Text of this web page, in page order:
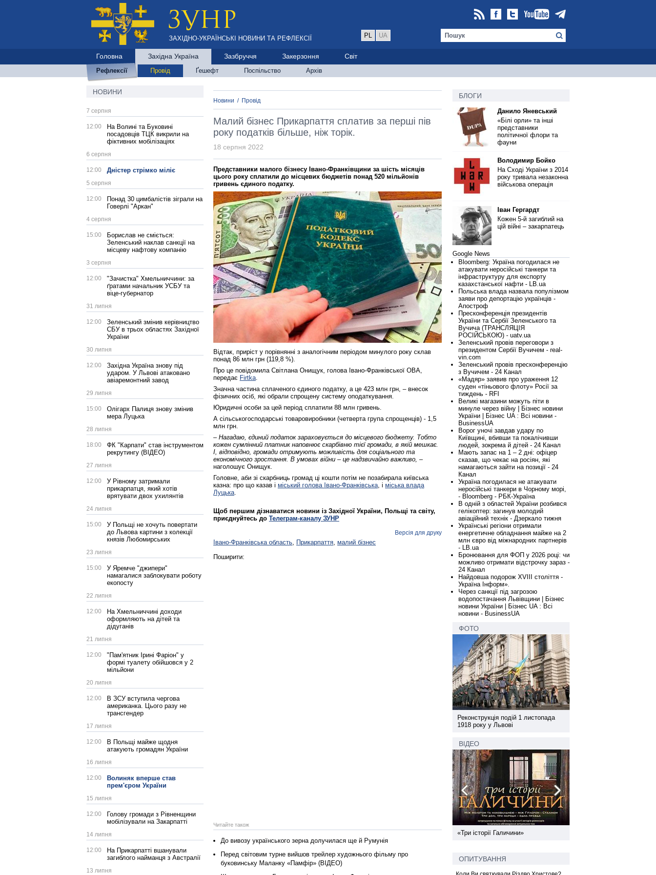
ЗАХІДНО-УКРАЇНСЬКІ НОВИНИ ТА РЕФЛЕКСІЇ PL UA
Головна Західна Україна Зазбруччя Закерзоння Світ
Рефлексії Провід Ґешефт Поспільство Архів
НОВИНИ
7 серпня
12:00
На Волині та Буковині
посадовців ТЦК викрили на
фіктивних мобілізаціях
6 серпня
12:00 Дністер стрімко міліє
5 серпня
12:00
Понад 30 цимбалістів зіграли на
Говерлі "Аркан"
4 серпня
15:00
Борислав не сміється:
Зеленський наклав санкції на
місцеву нафтову компанію
3 серпня
12:00
"Зачистка" Хмельниччини: за
ґратами начальник УСБУ та
віце-губернатор
31 липня
12:00
Зеленський змінив керівництво
СБУ в трьох областях Західної
України
30 липня
12:00
Західна Україна знову під
ударом. У Львові атаковано
авіаремонтний завод
29 липня
15:00
Олігарх Палиця знову змінив
мера Луцька
28 липня
18:00
ФК "Карпати" став інструментом
рекрутингу (ВІДЕО)
27 липня
12:00
У Рівному затримали
прикарпатця, який хотів
врятувати двох ухилянтів
24 липня
15:00
У Польщі не хочуть повертати
до Львова картини з колекції
князів Любомирських
23 липня
15:00
У Яремче "джипери"
намагалися заблокувати роботу
екопосту
22 липня
12:00
На Хмельниччині доходи
оформляють на дітей та
дідуганів
21 липня
12:00
"Пам'ятник Ірині Фаріон" у
формі туалету обійшовся у 2
мільйони
20 липня
12:00
В ЗСУ вступила чергова
американка. Цього разу не
трансгендер
17 липня
12:00
В Польщі майже щодня
атакують громадян України
16 липня
12:00
Волиняк вперше став
прем'єром України
15 липня
12:00
Голову громади з Рівненщини
мобілізували на Закарпатті
14 липня
12:00
На Прикарпатті вшанували
загиблого найманця з Австралії
13 липня
Новини / Провід
Малий бізнес Прикарпаття сплатив за перші пів
року податків більше, ніж торік.
18 серпня 2022
Представники малого бізнесу Івано-Франківщини за шість місяців
цього року сплатили до місцевих бюджетів понад 520 мільйонів
гривень єдиного податку.
Відтак, приріст у порівнянні з аналогічним періодом минулого року склав
понад 86 млн грн (119,8 %).
Про це повідомила Світлана Онищук, голова Івано-Франківської ОВА,
передає Firtka.
Значна частина сплаченого єдиного податку, а це 423 млн грн, – внесок
фізичних осіб, які обрали спрощену систему оподаткування.
Юридичні особи за цей період сплатили 88 млн гривень.
А сільськогосподарські товаровиробники (четверта група спрощенців) - 1,5
млн грн.
– Нагадаю, єдиний податок зараховується до місцевого бюджету. Тобто
кожен сумлінний платник наповнює скарбівню тієї громади, в якій мешкає.
І, відповідно, громади отримують можливість для соціального та
економічного зростання. В умовах війни – це надзвичайно важливо, –
наголошує Онищук.
Головне, аби зі скарбниць громад ці кошти потім не позабирала київська
казна: про що казав і міський голова Івано‑Франківська, і міська влада
Луцька.
Щоб першим дізнаватися новини із Західної України, Польщі та світу,
приєднуйтесь до Телеграм-каналу ЗУНР
Версія для друку
Івано-Франківська область, Прикарпаття, малий бізнес
Поширити:
Читайте також
До вивозу українського зерна долучилася ще й Румунія
Перед світовим турне вийшов трейлер художнього фільму про
буковинську Маланку «Памфір» (ВІДЕО)
БЛОГИ
Данило Яневський
«Білі орли» та інші
представники
політичної флори та
фауни
Володимир Бойко
На Сході України з 2014
року тривала незаконна
військова операція
Іван Гергардт
Кожен 5-й загиблий на
цій війні – закарпатець
Google News
Bloomberg: Україна погодилася не
атакувати неросійські танкери та
інфраструктуру для експорту
казахстанської нафти - LB.ua
Польська влада назвала популізмом
заяви про депортацію українців -
Апостроф
Пресконференція президентів
України та Сербії Зеленського та
Вучича (ТРАНСЛЯЦІЯ
РОСІЙСЬКОЮ) - uatv.ua
Зеленський провів переговори з
президентом Сербії Вучичем - real-
vin.com
Зеленський провів пресконференцію
з Вучичем - 24 Канал
«Мадяр» заявив про ураження 12
суден «тіньового флоту» Росії за
тиждень - RFI
Великі магазини можуть піти в
минуле через війну | Бізнес новини
України | Бізнес UA : Всі новини -
BusinessUA
Ворог уночі завдав удару по
Київщині, вбивши та покалічивши
людей, зокрема й дітей - 24 Канал
Мають запас на 1 – 2 дні: офіцер
сказав, що чекає на росіян, які
намагаються зайти на позиції - 24
Канал
Україна погодилася не атакувати
неросійські танкери в Чорному морі,
- Bloomberg - РБК-Україна
В одній з областей України розбився
гелікоптер: загинув молодий
авіаційний технік - Дзеркало тижня
Українські регіони отримали
енергетичне обладнання майже на 2
млн євро від міжнародних партнерів
- LB.ua
Бронювання для ФОП у 2026 році: чи
можливо отримати відстрочку зараз -
24 Канал
Найдовша подорож XVIII століття -
Україна Інформ».
Через санкції під загрозою
водопостачання Львівщини | Бізнес
новини України | Бізнес UA : Всі
новини - BusinessUA
ФОТО
Реконструкція подій 1 листопада
1918 року у Львові
ВІДЕО
України
«Три історії Галичини»
ОПИТУВАННЯ